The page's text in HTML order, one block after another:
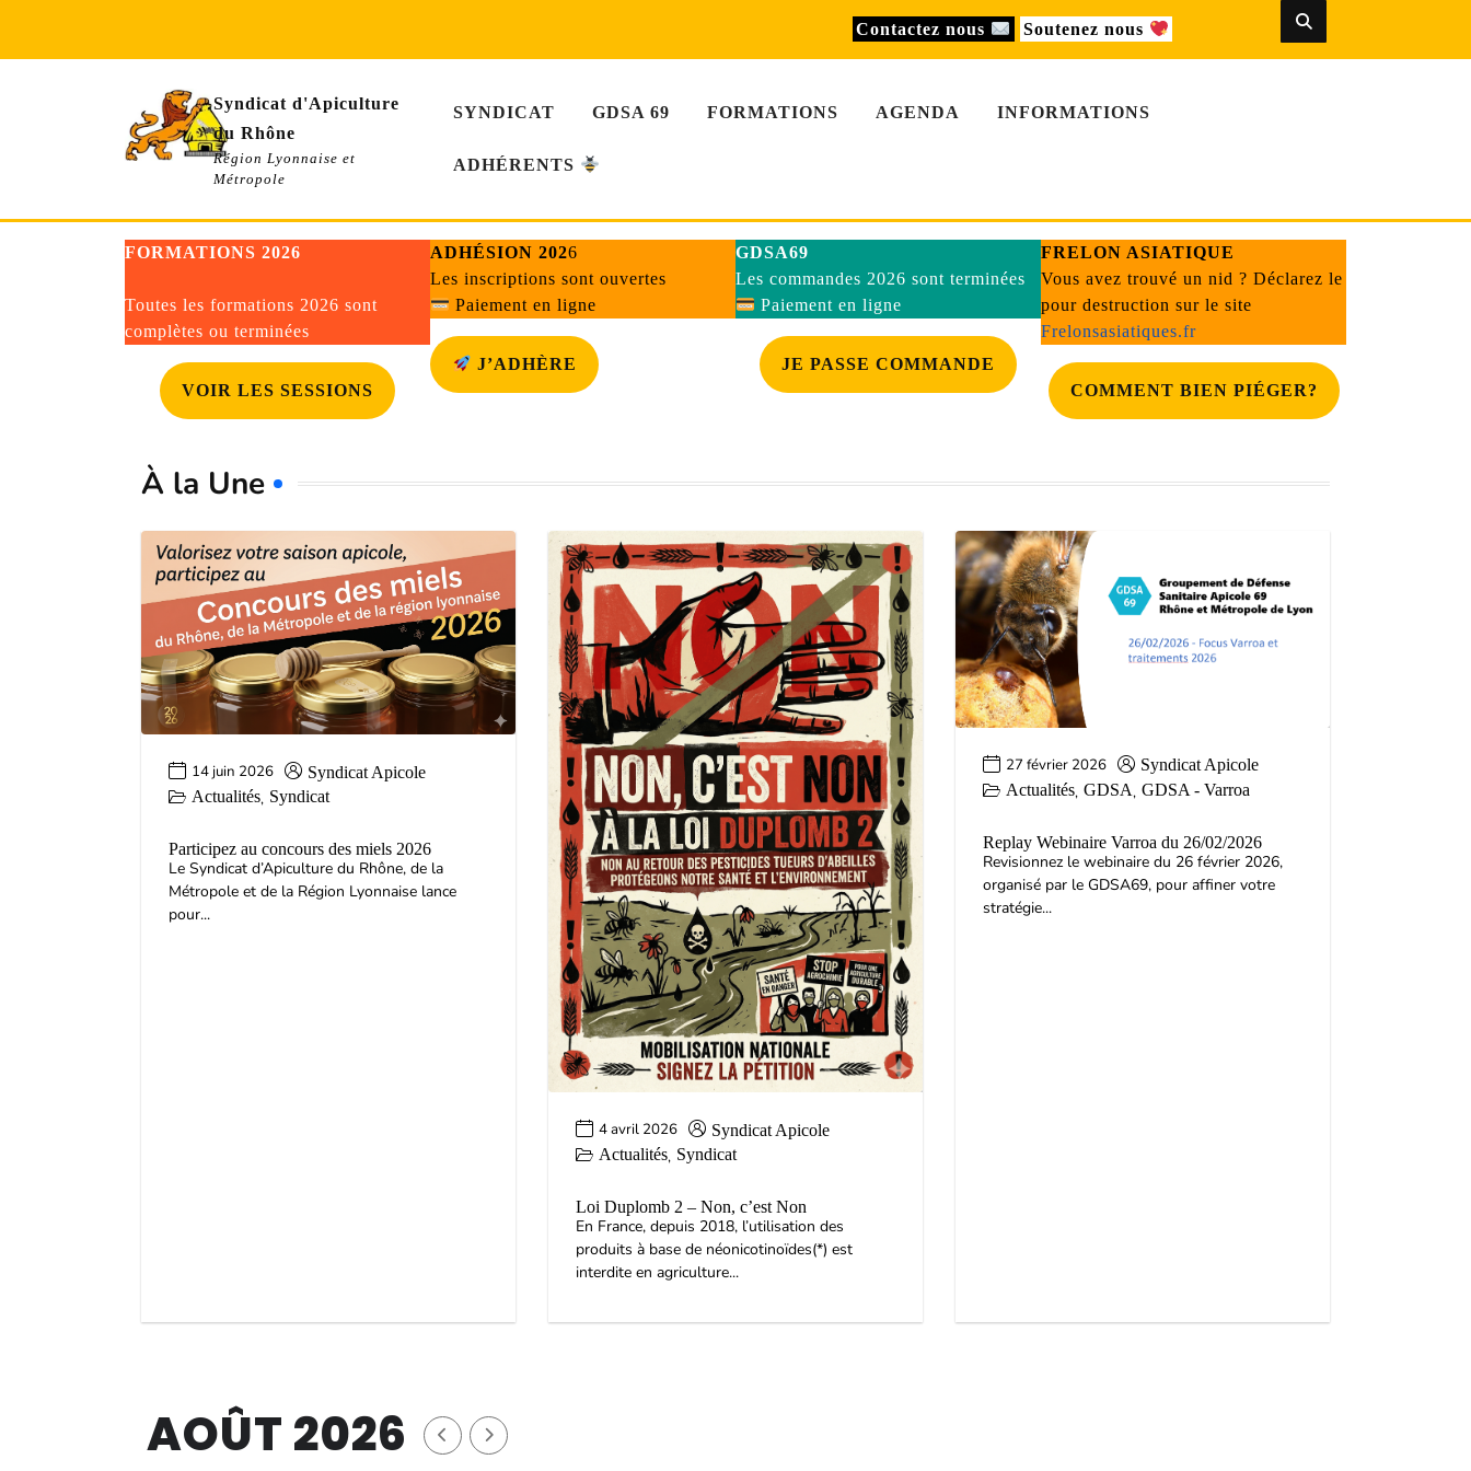
content
Contactez nous Soutenez nous
Syndicat d'Apiculture
du Rhône
Région Lyonnaise et
Métropole
SYNDICAT GDSA 69 FORMATIONS AGENDA INFORMATIONS
ADHÉRENTS
FORMATIONS 2026
Toutes les formations 2026 sont
complètes ou terminées
VOIR LES SESSIONS
ADHÉSION 2026
Les inscriptions sont ouvertes
Paiement en ligne
J’ADHÈRE
GDSA69
Les commandes 2026 sont terminées
Paiement en ligne
JE PASSE COMMANDE
FRELON ASIATIQUE
Vous avez trouvé un nid ? Déclarez le
pour destruction sur le site
Frelonsasiatiques.fr
COMMENT BIEN PIÉGER?
À la Une
14 juin 2026
Syndicat Apicole
Actualités, Syndicat
Participez au concours des miels 2026
Le Syndicat d’Apiculture du Rhône, de la
Métropole et de la Région Lyonnaise lance
pour...
4 avril 2026
Syndicat Apicole
Actualités, Syndicat
Loi Duplomb 2 – Non, c’est Non
En France, depuis 2018, l’utilisation des
produits à base de néonicotinoïdes(*) est
interdite en agriculture...
27 février 2026
Syndicat Apicole
Actualités, GDSA, GDSA - Varroa
Replay Webinaire Varroa du 26/02/2026
Revisionnez le webinaire du 26 février 2026,
organisé par le GDSA69, pour affiner votre
stratégie...
AOÛT 2026